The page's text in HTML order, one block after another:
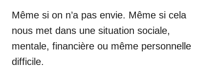
Même si on n’a pas envie. Même si cela
nous met dans une situation sociale,
mentale, financière ou même personnelle
difficile.